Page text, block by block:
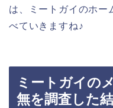
は、ミートガイのホー
べていきますね♪
ミートガイの
無を調査した結